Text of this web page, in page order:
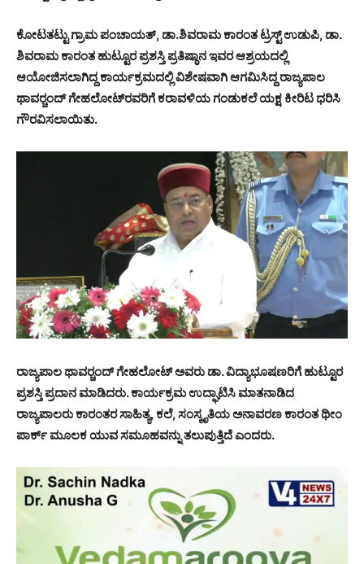
ಕೋಟತಟ್ಟು ಗ್ರಾಮ ಪಂಚಾಯತ್, ಡಾ.ಶಿವರಾಮ ಕಾರಂತ ಟ್ರಸ್ಟ್ ಉಡುಪಿ, ಡಾ.
ಶಿವರಾಮ ಕಾರಂತ ಹುಟ್ಟೂರ ಪ್ರಶಸ್ತಿ ಪ್ರತಿಷ್ಠಾನ ಇವರ ಆಶ್ರಯದಲ್ಲಿ
ಆಯೋಜಿಸಲಾಗಿದ್ದ ಕಾರ್ಯಕ್ರಮದಲ್ಲಿ ವಿಶೇಷವಾಗಿ ಆಗಮಿಸಿದ್ದ ರಾಜ್ಯಪಾಲ
ಥಾವರ್‍ಚಂದ್ ಗೇಹಲೋಟ್‍ರವರಿಗೆ ಕರಾವಳಿಯ ಗಂಡುಕಲೆ ಯಕ್ಷ ಕೀರಿಟ ಧರಿಸಿ
ಗೌರವಿಸಲಾಯಿತು.
ರಾಜ್ಯಪಾಲ ಥಾವರ್‍ಚಂದ್ ಗೇಹಲೋಟ್ ಅವರು ಡಾ. ವಿದ್ಯಾಭೂಷಣರಿಗೆ ಹುಟ್ಟೂರ
ಪ್ರಶಸ್ತಿ ಪ್ರದಾನ ಮಾಡಿದರು. ಕಾರ್ಯಕ್ರಮ ಉದ್ಘಾಟಿಸಿ ಮಾತನಾಡಿದ
ರಾಜ್ಯಪಾಲರು ಕಾರಂತರ ಸಾಹಿತ್ಯ, ಕಲೆ, ಸಂಸ್ಕೃತಿಯ ಅನಾವರಣ ಕಾರಂತ ಥೀಂ
ಪಾರ್ಕ್ ಮೂಲಕ ಯುವ ಸಮೂಹವನ್ನು ತಲುಪುತ್ತಿದೆ ಎಂದರು.